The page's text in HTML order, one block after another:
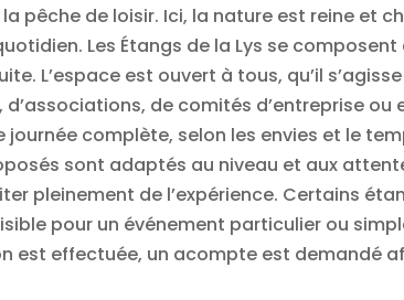
pêche de loisir. Ici, la nature est reine et
Les Étangs de la Lys se
L’espace est ouvert à tous, qu’il
de comités d’entreprise ou
complète, selon les envies et le
sont adaptés au niveau et aux
pleinement de l’expérience. Certains
pour un événement particulier ou
est effectuée, un acompte est demandé